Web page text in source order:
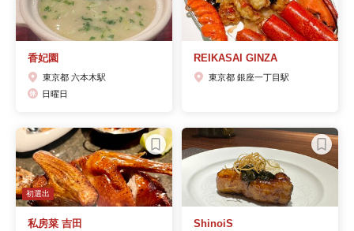
香妃園
東京都 六本木駅
日曜日
REIKASAI GINZA
東京都 銀座一丁目駅
初選出
私房菜 吉田 ShinoiS